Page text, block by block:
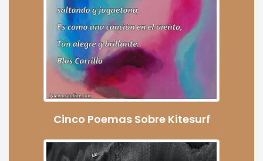
Cinco Poemas Sobre Kitesurf